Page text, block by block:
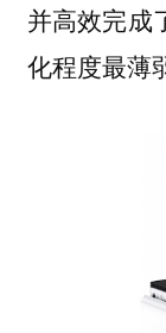
并高效完成
化程度最薄